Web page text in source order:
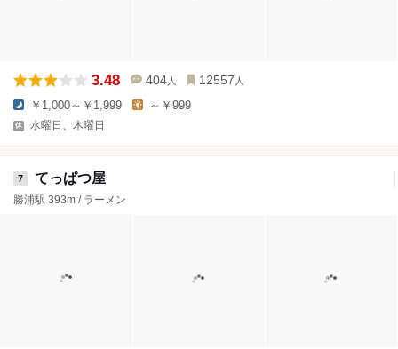
3.48 404 人 12557 人
￥1,000～￥1,999 ～￥999
水曜日、木曜日
7 てっぱつ屋
勝浦駅 393m / ラーメン